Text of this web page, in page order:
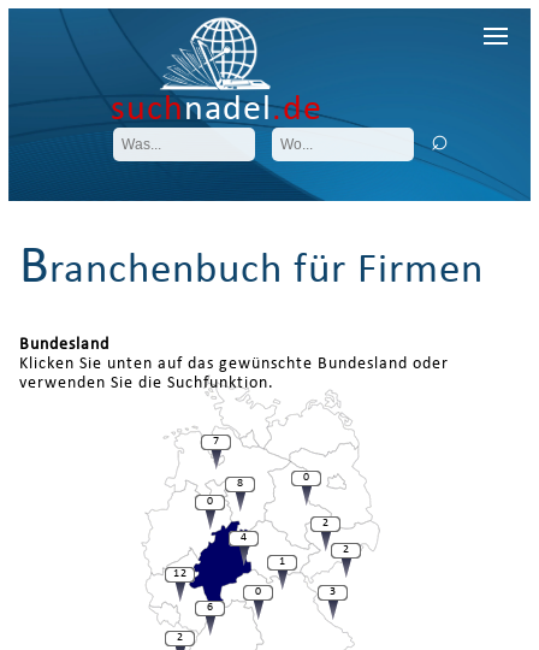
suchnadel.de
Branchenbuch für Firmen
Bundesland
Klicken Sie unten auf das gewünschte Bundesland oder
verwenden Sie die Suchfunktion.
3
2
12
2
1
0
8
7
0
4
6
2
0